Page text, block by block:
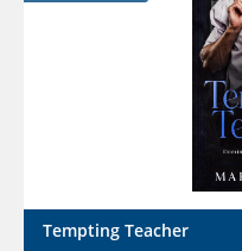
Tempting Teacher